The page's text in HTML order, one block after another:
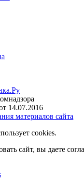
14.07.2016
материалов сайта
cookies.
сайт, вы даете